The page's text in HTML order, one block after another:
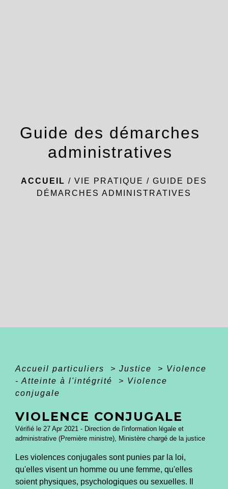
Guide des démarches
administratives
ACCUEIL / VIE PRATIQUE / GUIDE DES
DÉMARCHES ADMINISTRATIVES
Accueil particuliers > Justice > Violence
- Atteinte à l'intégrité
> Violence
conjugale
VIOLENCE CONJUGALE
Vérifié le 27 Apr 2021 - Direction de l'information légale et
administrative (Première ministre), Ministère chargé de la justice
Les violences conjugales sont punies par la loi,
qu'elles visent un homme ou une femme, qu'elles
soient physiques, psychologiques ou sexuelles. Il